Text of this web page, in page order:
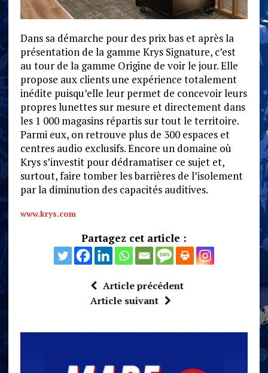
Dans sa démarche pour des prix bas et après la
présentation de la gamme Krys Signature, c’est
au tour de la gamme Origine de voir le jour. Elle
propose aux clients une expérience totalement
inédite puisqu’elle leur permet de concevoir leurs
propres lunettes sur mesure et directement dans
les 1 000 magasins répartis sur tout le territoire.
Parmi eux, on retrouve plus de 300 espaces et
centres audio exclusifs. Encore un domaine où
Krys s’investit pour dédramatiser ce sujet et,
surtout, faire tomber les barrières de l’isolement
par la diminution des capacités auditives.
www.krys.com
Partagez cet article :
Article précédent
Article suivant